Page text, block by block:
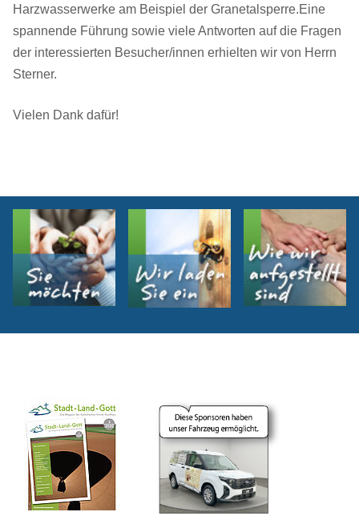
Harzwasserwerke am Beispiel der Granetalsperre.Eine
spannende Führung sowie viele Antworten auf die Fragen
der interessierten Besucher/innen erhielten wir von Herrn
Sterner.
Vielen Dank dafür!